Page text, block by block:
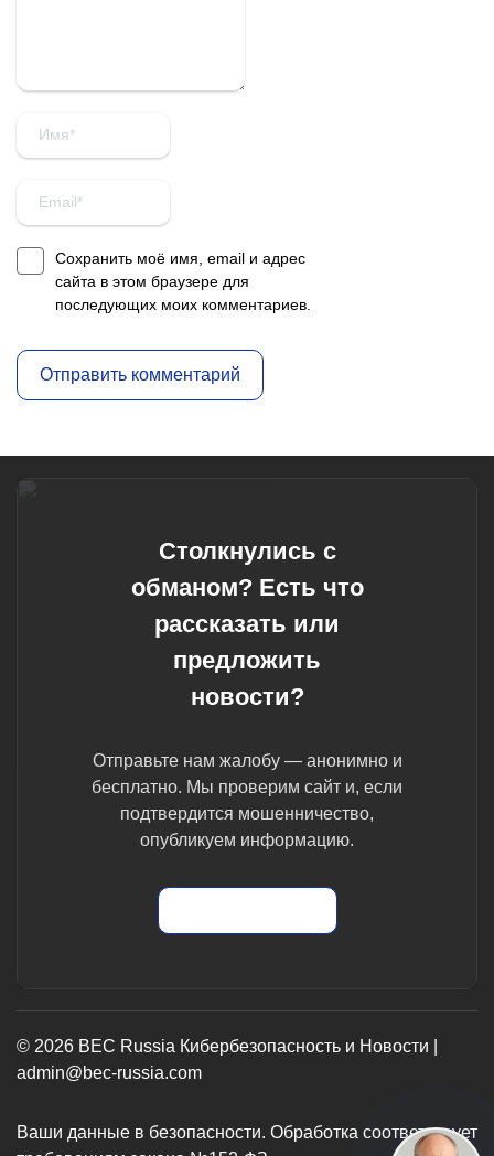
Сохранить моё имя, email и адрес
сайта в этом браузере для
последующих моих комментариев.
Столкнулись с
обманом? Есть что
рассказать или
предложить
новости?
Отправьте нам жалобу — анонимно и
бесплатно. Мы проверим сайт и, если
подтвердится мошенничество,
опубликуем информацию.
© 2026 BEC Russia Кибербезопасность и Новости |
admin@bec-russia.com
Ваши данные в безопасности. Обработка соответствует